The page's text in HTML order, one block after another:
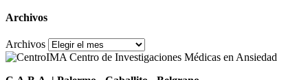
Archivos
Archivos